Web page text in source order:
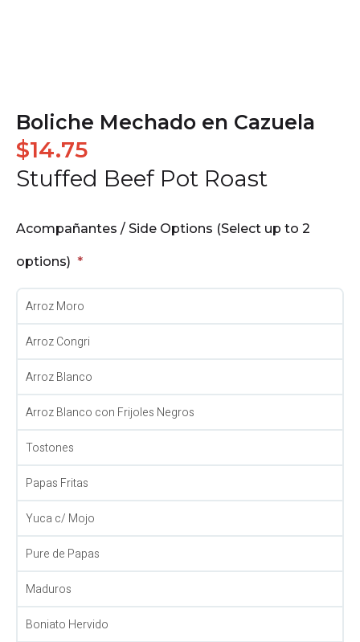
Boliche Mechado en Cazuela
$14.75
Stuffed Beef Pot Roast
Acompañantes / Side Options (Select up to 2
options)
Arroz Moro
Arroz Congri
Arroz Blanco
Arroz Blanco con Frijoles Negros
Tostones
Papas Fritas
Yuca c/ Mojo
Pure de Papas
Maduros
Boniato Hervido